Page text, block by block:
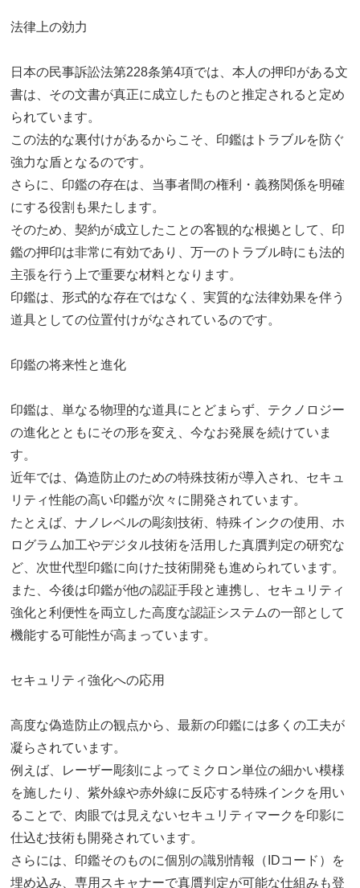
法律上の効力
日本の民事訴訟法第228条第4項では、本人の押印がある文
書は、その文書が真正に成立したものと推定されると定め
られています。
この法的な裏付けがあるからこそ、印鑑はトラブルを防ぐ
強力な盾となるのです。
さらに、印鑑の存在は、当事者間の権利・義務関係を明確
にする役割も果たします。
そのため、契約が成立したことの客観的な根拠として、印
鑑の押印は非常に有効であり、万一のトラブル時にも法的
主張を行う上で重要な材料となります。
印鑑は、形式的な存在ではなく、実質的な法律効果を伴う
道具としての位置付けがなされているのです。
印鑑の将来性と進化
印鑑は、単なる物理的な道具にとどまらず、テクノロジー
の進化とともにその形を変え、今なお発展を続けていま
す。
近年では、偽造防止のための特殊技術が導入され、セキュ
リティ性能の高い印鑑が次々に開発されています。
たとえば、ナノレベルの彫刻技術、特殊インクの使用、ホ
ログラム加工やデジタル技術を活用した真贋判定の研究な
ど、次世代型印鑑に向けた技術開発も進められています。
また、今後は印鑑が他の認証手段と連携し、セキュリティ
強化と利便性を両立した高度な認証システムの一部として
機能する可能性が高まっています。
セキュリティ強化への応用
高度な偽造防止の観点から、最新の印鑑には多くの工夫が
凝らされています。
例えば、レーザー彫刻によってミクロン単位の細かい模様
を施したり、紫外線や赤外線に反応する特殊インクを用い
ることで、肉眼では見えないセキュリティマークを印影に
仕込む技術も開発されています。
さらには、印鑑そのものに個別の識別情報（IDコード）を
埋め込み、専用スキャナーで真贋判定が可能な仕組みも登